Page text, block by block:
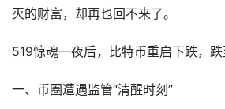
灭的财富，却再也回不来了。
519惊魂一夜后，比特币重启下跌，
一、币圈遭遇监管“清醒时刻”